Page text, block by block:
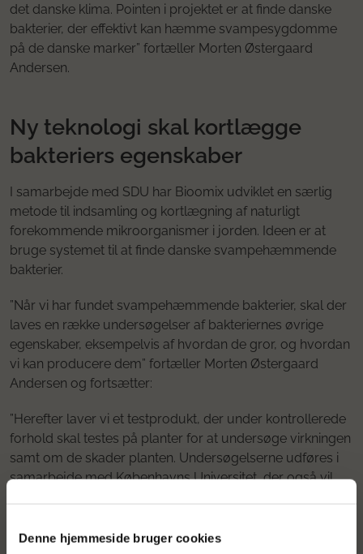
Denne hjemmeside bruger cookies
det danske klima. Pointen i projektet er at finde danske
bakterier, der effektivt kan hæmme svampesygdomme
på de danske marker” fortæller Morten Østergaard
Andersen.
Ny teknologi skal kortlægge
bakteriers egenskaber
I samarbejde med SDU har Bioomix udviklet en særlig
metode til indsamling og kortlægning af naturligt
forekommende mikroorganismer i jorden. Ideen er at
bruge systemet til at finde danske svampehæmmende
bakterier.
”Når vi har fundet svampehæmmende bakterier, skal der
laves en række undersøgelser af bakteriernes øvrige
egenskaber, eksempelvis af hvordan de gror, og hvordan
vi kan producere dem” fortæller Morten Østergaard
Andersen og fortsætter:
”Herefter laver vi et testprodukt, der under kontrollerede
forhold skal testes på planter for at undersøge virkningen
samt om de skader planten. Undersøgelserne udføres i
samarbejde med Københavns Universitet, der også vil